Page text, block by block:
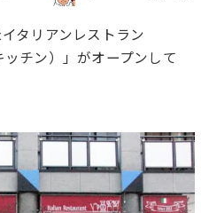
タリアンレストラン
ッチン）」がオープンして